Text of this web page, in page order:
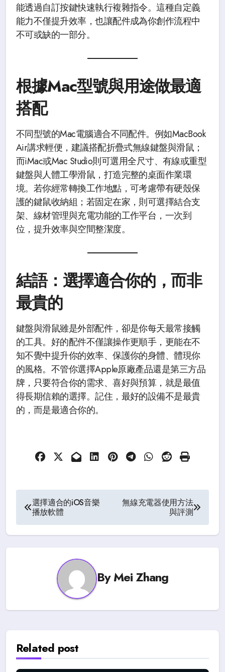
能透過自訂按鍵快速執行複雜指令。這種自定義
能力不僅提升效率，也讓配件成為你創作流程中
不可或缺的一部分。
根據Mac型號與用途做最適
搭配
不同型號的Mac電腦適合不同配件。例如MacBook
Air講求輕便，建議搭配折疊式無線鍵盤與滑鼠；
而iMac或Mac Studio則可選用全尺寸、有線或重型
鍵盤與人體工學滑鼠，打造完整的桌面作業環
境。若你經常轉換工作地點，可考慮帶有硬殼保
護的鍵鼠收納組；若固定在家，則可選擇結合支
架、線材管理與充電功能的工作平台，一次到
位，提升效率與空間整潔度。
結語：選擇適合你的，而非
最貴的
鍵盤與滑鼠雖是外部配件，卻是你每天最常接觸
的工具。好的配件不僅讓操作更順手，更能在不
知不覺中提升你的效率、保護你的身體、體現你
的風格。不管你選擇Apple原廠產品還是第三方品
牌，只要符合你的需求、喜好與預算，就是最值
得長期信賴的選擇。記住，最好的設備不是最貴
的，而是最適合你的。
Post
navigation
選擇適合的iOS音樂
播放軟體
無線充電器使用方法
與評測
ByMei Zhang
Related post